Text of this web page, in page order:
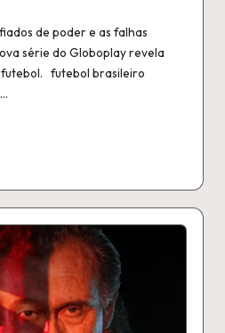
de poder e as falhas
série do Globoplay revela
futebol brasileiro